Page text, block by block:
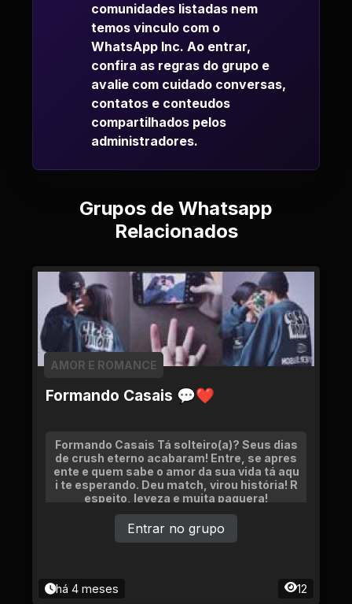
comunidades listadas nem
temos vinculo com o
WhatsApp Inc. Ao entrar,
confira as regras do grupo e
avalie com cuidado conversas,
contatos e conteudos
compartilhados pelos
administradores.
Grupos de Whatsapp
Relacionados
Formando Casais 💬❤
AMOR E ROMANCE
Formando Casais Tá solteiro(a)? Seus dias
de crush eterno acabaram! Entre, se apres
ente e quem sabe o amor da sua vida tá aqu
i te esperando. Deu match, virou história! R
espeito, leveza e muita paquera!
há 4 meses 12
Entrar no grupo